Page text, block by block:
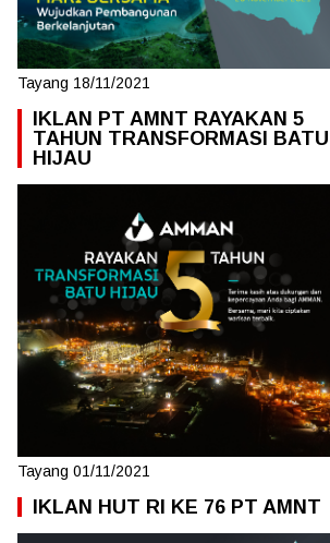
Tayang 18/11/2021
IKLAN PT AMNT RAYAKAN 5
TAHUN TRANSFORMASI BATU
HIJAU
Tayang 01/11/2021
IKLAN HUT RI KE 76 PT AMNT